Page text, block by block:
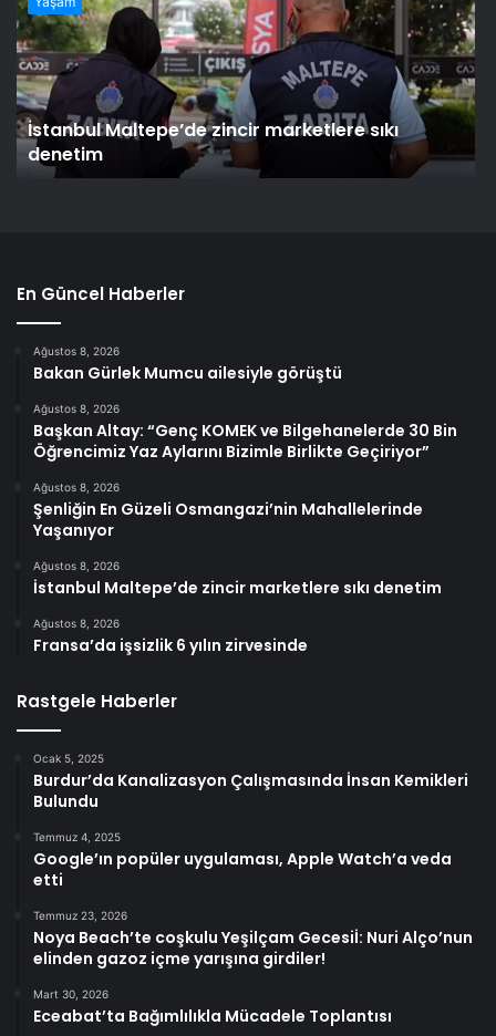
İstanbul Maltepe’de zincir marketlere sıkı
denetim
En Güncel Haberler
Ağustos 8, 2026
Bakan Gürlek Mumcu ailesiyle görüştü
Ağustos 8, 2026
Başkan Altay: “Genç KOMEK ve Bilgehanelerde 30 Bin
Öğrencimiz Yaz Aylarını Bizimle Birlikte Geçiriyor”
Ağustos 8, 2026
Şenliğin En Güzeli Osmangazi’nin Mahallelerinde
Yaşanıyor
Ağustos 8, 2026
İstanbul Maltepe’de zincir marketlere sıkı denetim
Ağustos 8, 2026
Fransa’da işsizlik 6 yılın zirvesinde
Rastgele Haberler
Ocak 5, 2025
Burdur’da Kanalizasyon Çalışmasında İnsan Kemikleri
Bulundu
Temmuz 4, 2025
Google’ın popüler uygulaması, Apple Watch’a veda
etti
Temmuz 23, 2026
Noya Beach’te coşkulu Yeşilçam Gecesiİ: Nuri Alço’nun
elinden gazoz içme yarışına girdiler!
Mart 30, 2026
Eceabat’ta Bağımlılıkla Mücadele Toplantısı